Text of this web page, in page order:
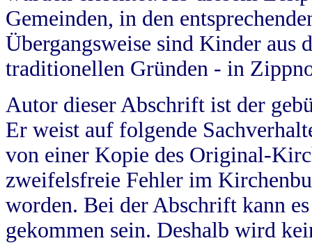
Gemeinden, in den
Übergangsweise sind Kinder aus
traditionellen Gründen - in
Autor dieser Abschrift ist der
Er weist auf folgende
von einer Kopie des Original-
zweifelsfreie Fehler im
worden. Bei der Abschrift kann
gekommen sein. Deshalb wird